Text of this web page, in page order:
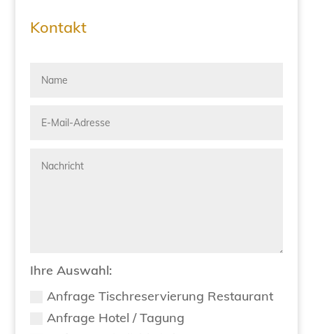
Kontakt
Ihre Auswahl:
Anfrage Tischreservierung Restaurant
Anfrage Hotel / Tagung